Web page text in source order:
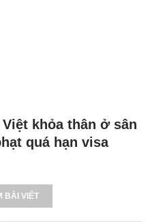
khỏa thân ở sân
quá hạn visa
BÀI VIẾT